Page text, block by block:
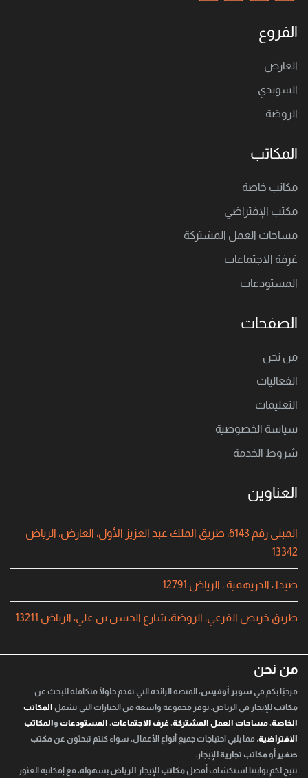
الفروع
العارض
السويدي
الروضة
المكاتب
مكاتب خاصة
مكتب اﻹفتراضي
مساحات العمل المشتركة
غرفة الاجتماعات
المستودعات
الصفحات
من نحن
الفعاليات
التعليمات
سياسة الخصوصية
شروط الخدمة
العناوين
المبنى رقم 6143، طريق الملك عبد العزيز الأول، العارض، الرياض
13342
صيدا ، الدريهمية ، الرياض 12791
طريق خريص الفرعي، الروضة، شارع الحسن بن علي، الرياض 13211
من نحن
مرحبًا بكم في سوبر أوفيس، المنصة الرائدة التي تقدم حلولًا متكاملة للبحث عن
مكاتبللإيجار في الرياض. نوفر مجموعة واسعة من الخيارات التي تشمل المكاتب
الخاصة،مساحات العمل المشتركة،غرف الاجتماعات، المستودعات والمكاتب
الافتراضية، مما يلبي احتياجات جميع أنواع الأعمال، سواء كنتم تبحثون عنمكتب
صغير أومكاتب تجاريةللإيجار.
تتيح لكم بوابتنا استكشاف أفضل مكاتبللإيجار الرياضبسهولة، مع إمكانية العثور